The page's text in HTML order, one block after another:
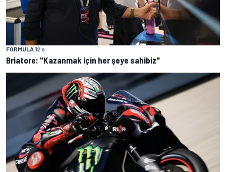
FORMULA 12 s
Briatore: "Kazanmak için her şeye sahibiz"